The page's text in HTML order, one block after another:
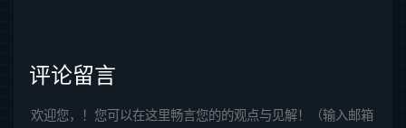
评论留言
欢迎您，！您可以在这里畅言您的的观点与见解！（输入邮箱